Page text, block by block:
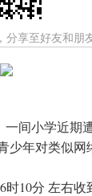
分享至好友和朋
一间小学近
年对类似网
10分 左右